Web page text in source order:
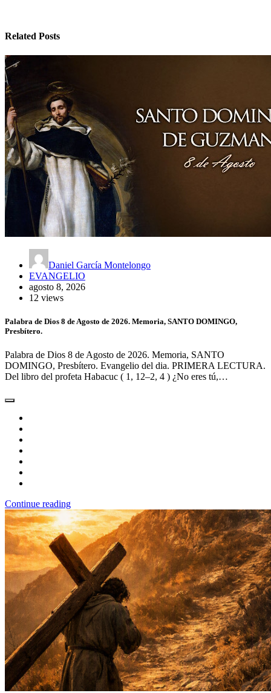
Related Posts
Daniel García Montelongo
EVANGELIO
agosto 8, 2026
12 views
Palabra de Dios 8 de Agosto de 2026. Memoria, SANTO DOMINGO,
Presbítero.
Palabra de Dios 8 de Agosto de 2026. Memoria, SANTO
DOMINGO, Presbítero. Evangelio del dia. PRIMERA LECTURA.
Del libro del profeta Habacuc ( 1, 12–2, 4 ) ¿No eres tú,…
Continue reading